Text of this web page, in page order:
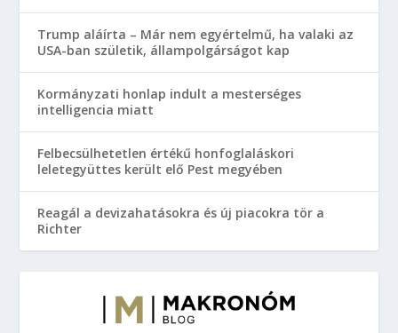
Trump aláírta – Már nem egyértelmű, ha valaki az
USA-ban születik, állampolgárságot kap
Kormányzati honlap indult a mesterséges
intelligencia miatt
Felbecsülhetetlen értékű honfoglaláskori
leletegyüttes került elő Pest megyében
Reagál a devizahatásokra és új piacokra tör a
Richter